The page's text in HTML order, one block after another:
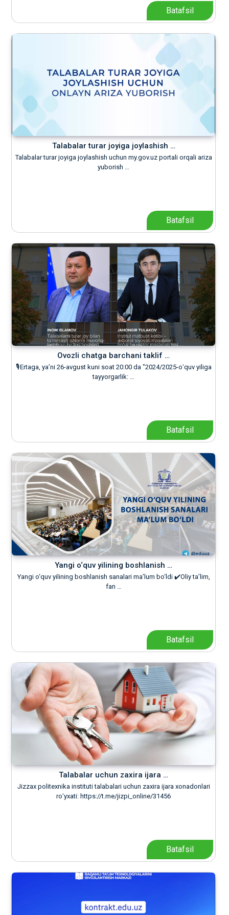
Batafsil
Talabalar turar joyiga joylashish …
Talabalar turar joyiga joylashish uchun my.gov.uz portali orqali ariza
yuborish …
Batafsil
Ovozli chatga barchani taklif …
🎙Ertaga, yaʼni 26-avgust kuni soat 20:00 da "2024/2025-oʻquv yiliga
tayyorgarlik: …
Batafsil
Yangi o‘quv yilining boshlanish …
Yangi o‘quv yilining boshlanish sanalari ma’lum bo‘ldi ✔️Oliy ta’lim,
fan …
Batafsil
Talabalar uchun zaxira ijara …
Jizzax politexnika instituti talabalari uchun zaxira ijara xonadonlari
roʻyxati: https://t.me/jizpi_online/31456
Batafsil